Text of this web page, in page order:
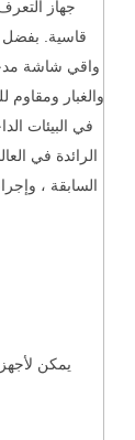
جهاز
قاسية. بفضل
واقي شاشة
والغبار ومقاوم
في البيئات
الرائدة في
السابقة ،